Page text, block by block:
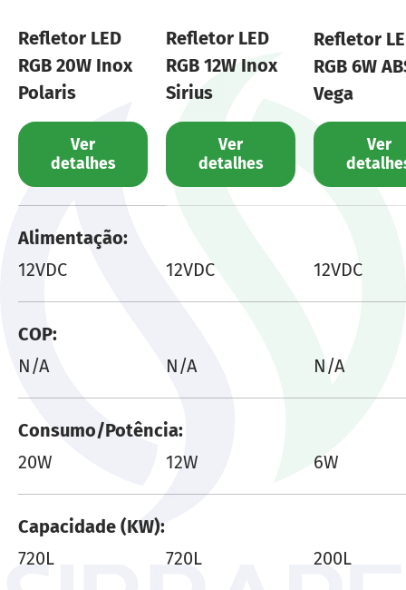
Imagens meramente ilustrativas: O cenário
foi otimizado digitalmente para melhor
visualização, mantendo as características,
proporções e detalhes reais do produto.
Refletor LED
RGB 20W Inox
Polaris
Ver
detalhes
Refletor LED
RGB 12W Inox
Sirius
Ver
detalhes
Refletor
RGB 6W
Vega
Ver
Alimentação
12VDC
12VDC 12VDC
COP
N/A
N/A N/A
Consumo/Potência
20W
12W 6W
Capacidade (KW)
720L
720L 200L